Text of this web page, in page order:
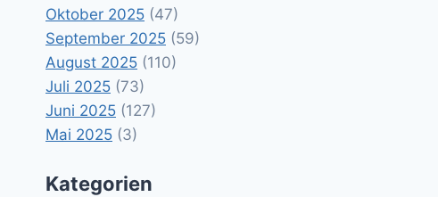
Oktober 2025 (47)
September 2025 (59)
August 2025 (110)
Juli 2025 (73)
Juni 2025 (127)
Mai 2025 (3)
Kategorien